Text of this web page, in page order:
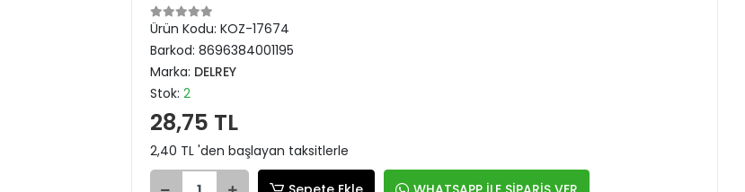
Ürün Kodu: KOZ-17674
Barkod: 8696384001195
Marka: DELREY
Stok: 2
28,75 TL
2,40 TL 'den başlayan taksitlerle